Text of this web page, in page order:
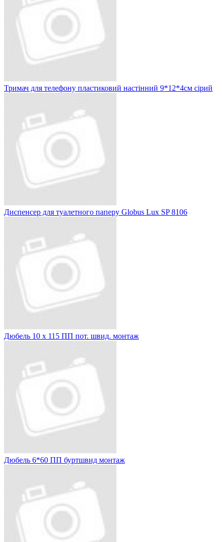
Тримач для телефону пластиковий настінний 9*12*4см сірий
Диспенсер для туалетного паперу Globus Lux SP 8106
Дюбель 10 х 115 ПП пот. швид. монтаж
Дюбель 6*60 ПП буртшвид монтаж